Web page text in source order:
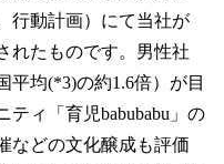
行動計画）にて当社が
れたものです。男性社
平均(*3)の約1.6倍）が目
ィ「育児babubabu」の
などの文化醸成も評価